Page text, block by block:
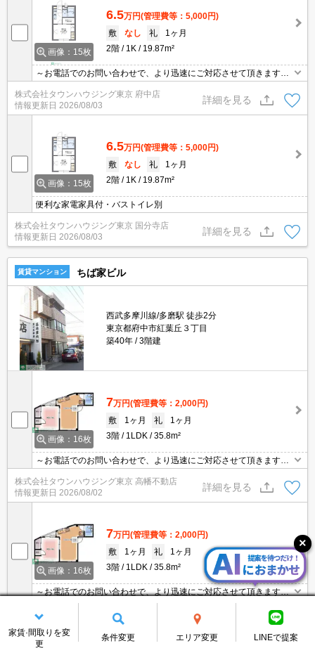
画像：15枚
6.5万円(管理費等：5,000円)
敷
なし 礼
1ヶ月
2階
1K 19.87m²
～お電話でのお問い合わせで、より迅速にご対応させて頂きます～
株式会社タウンハウジング東京 府中店
情報更新日 2026/08/03
詳細を見る
画像：15枚
6.5万円(管理費等：5,000円)
敷
なし 礼
1ヶ月
2階
1K 19.87m²
便利な家電家具付・バストイレ別
株式会社タウンハウジング東京 国分寺店
情報更新日 2026/08/03
詳細を見る
賃貸マンション ちば家ビル
西武多摩川線/多磨駅 徒歩2分
東京都府中市紅葉丘３丁目
築40年
3階建
画像：16枚
7万円(管理費等：2,000円)
敷
1ヶ月 礼
1ヶ月
3階
1LDK 35.8m²
～お電話でのお問い合わせで、より迅速にご対応させて頂きます～
株式会社タウンハウジング東京 高幡不動店
情報更新日 2026/08/02
詳細を見る
画像：16枚
7万円(管理費等：2,000円)
敷
1ヶ月 礼
1ヶ月
3階
1LDK 35.8m²
～お電話でのお問い合わせで、より迅速にご対応させて頂きます～
地域密着タウンハウジングまで～
株式会社タウンハウジング東京 聖蹟桜ヶ丘店
家賃·間取りを変
更
条件変更 エリア変更 LINEで提案